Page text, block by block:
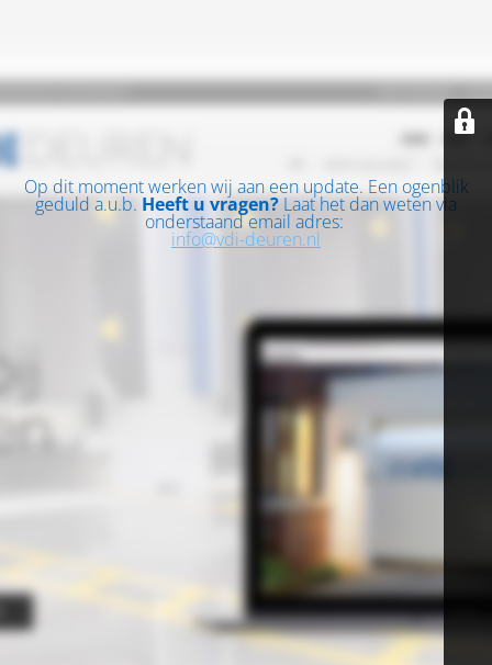
Op dit moment werken wij aan een update. Een ogenblik
geduld a.u.b. Heeft u vragen? Laat het dan weten via
onderstaand email adres:
info@vdi-deuren.nl